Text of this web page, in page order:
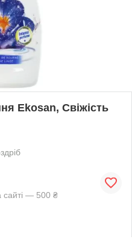
Ekosan, Свіжість
сайті — 500 ₴